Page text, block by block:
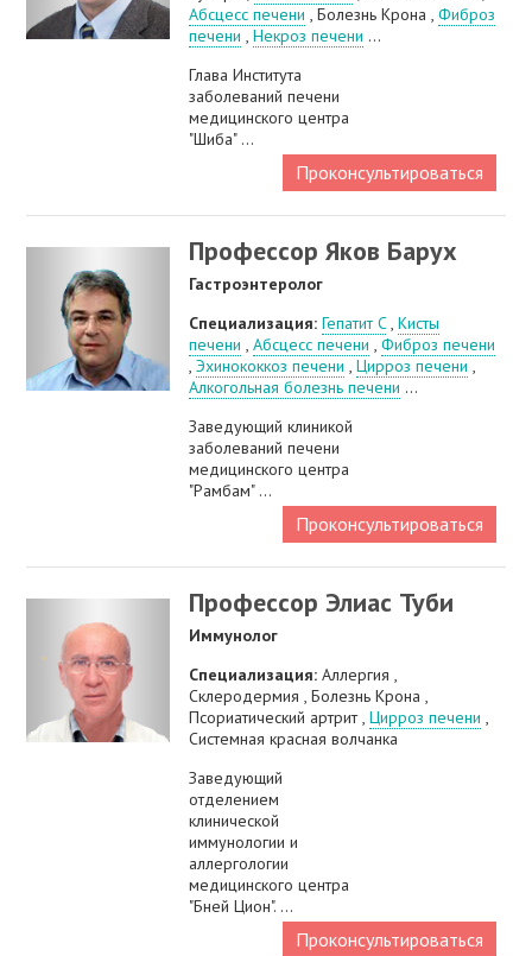
Абсцесс печени , Болезнь Крона ,Фиброз
печени ,Некроз печени ...
Глава Института
заболеваний печени
медицинского центра
"Шиба" ...
Проконсультироваться
Профессор Яков Барух
Гастроэнтеролог
Специализация:Гепатит C,Кисты
печени ,Абсцесс печени ,Фиброз печени
,Эхинококкоз печени ,Цирроз печени ,
Алкогольная болезнь печени ...
Заведующий клиникой
заболеваний печени
медицинского центра
"Рамбам" ...
Проконсультироваться
Профессор Элиас Туби
Иммунолог
Специализация:Аллергия ,
Склеродермия , Болезнь Крона ,
Псориатический артрит ,Цирроз печени ,
Системная красная волчанка
Заведующий
отделением
клинической
иммунологии и
аллергологии
медицинского центра
"Бней Цион". ...
Проконсультироваться